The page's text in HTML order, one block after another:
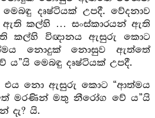
දෘෂ්ටියක් උපදී. වේදනාව
කල්හි … සංස්කාරයන් ඇති
කල්හි විඥානය ඇසුරු කොට
නොදුක් නොසුව ඇත්තේ
මෙබඳු දෘෂ්ටියක් උපදී.
එය නො ඇසුරු කොට “ආත්මය
මරණින් මතු නීරෝග වේ ය”යි
දැ? යි.